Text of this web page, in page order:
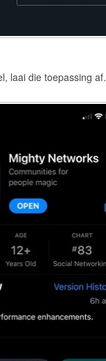
laai die toepassing af.